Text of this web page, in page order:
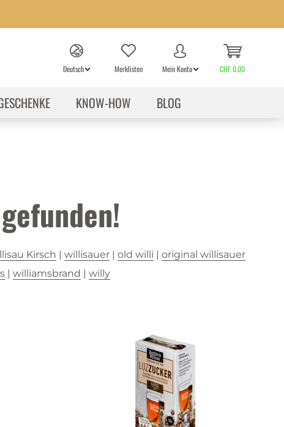
Deutsch Merklisten Mein Konto CHF 0.00
KNOW-HOW BLOG
Kirsch | willisauer| old willi | original willisauer
| williamsbrand | willy